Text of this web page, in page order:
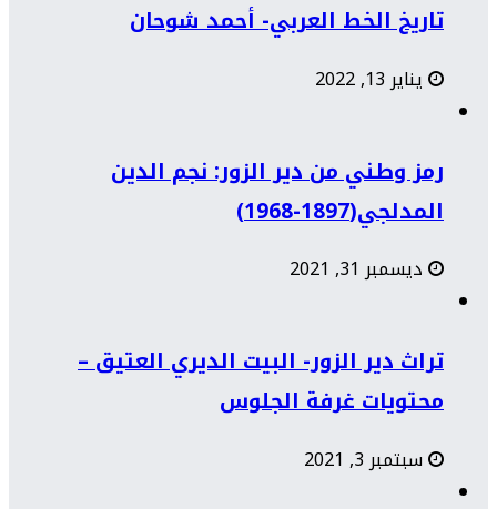
تاريخ الخط العربي- أحمد شوحان
يناير 13, 2022
رمز وطني من دير الزور: نجم الدين
المدلجي(1897-1968)
ديسمبر 31, 2021
تراث دير الزور- البيت الديري العتيق –
محتويات غرفة الجلوس
سبتمبر 3, 2021